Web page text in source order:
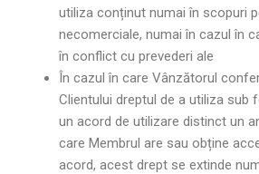
utiliza conținut numai în scopuri
necomerciale, numai în cazul în
în conflict cu prevederi ale
În cazul în care Vânzătorul
Clientului dreptul de a utiliza sub
un acord de utilizare distinct un
care Membrul are sau obține
acord, acest drept se extinde